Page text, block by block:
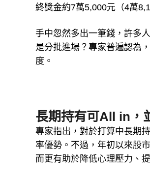
終獎金約7萬5,000元（4萬
手中忽然多出一筆錢，許多
是分批進場？專家普遍認為
度。
長期持有可All in，
專家指出，對於打算中長期
率優勢。不過，年初以來股
而更有助於降低心理壓力、